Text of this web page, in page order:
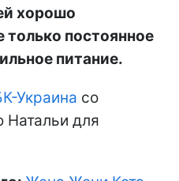
хорошо
только постоянное
питание.
Украина со
Натальи для